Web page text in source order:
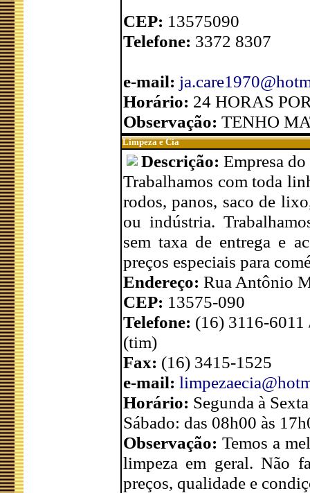
CEP: 13575090
Telefone: 3372 8307
e-mail:
Horário: 24 HORAS
Observação: TENHO
Limpeza e Cia
Descrição: Empresa
Trabalhamos com toda
rodos, panos, saco de
ou indústria.
sem taxa de entrega e
preços especiais para
Endereço: Rua Antônio
CEP: 13575-090
Telefone: (16) 3116-
(tim)
Fax: (16) 3415-1525
e-mail:
Horário: Segunda à
Sábado: das 08h00 às
Observação: Temos a
limpeza em geral. Não
preços, qualidade e